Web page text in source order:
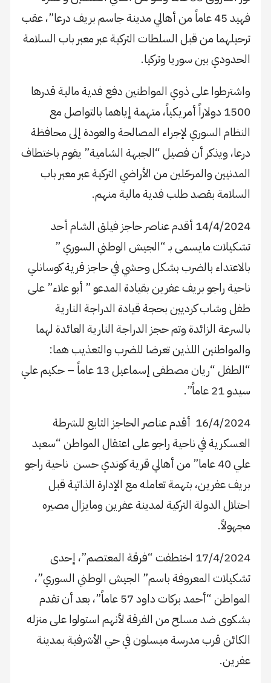
فهيد 45 عاماً من أهالي مدينة جاسم بريف درعا”، عقب
ترحيلهما من قبل السلطات التركية عبر معبر باب السلامة
الحدودي بين سوريا وتركيا.
واشترطوا على ذوي المواطنين دفع فدية مالية قدرها
1500 دولاراً أمريكياً، متهمة إياهما بالتواصل مع
النظام السوري لإجراء المصالحة والعودة إلى محافظة
درعا، ويذكر أن فصيل “الجبهة الشامية” يقوم باختطاف
المدنيين والمرحّلين من الأراضي التركية عبر معبر باب
السلامة بقصد طلب فدية مالية منهم.
14/4/2024 أقدم عناصر حاجز فيلق الشام أحد
تشكيلات مايسمى بـ “الجيش الوطني السوري ”
بالاعتداء بالضرب بشكل وحشي في حاجز قرية كوسانلي
ناحية راجو بريف عفرين بقيادة المدعو ” أبو علاء” على
طفل وشاب كرديين بحجة قيادة الدراجة النارية
بالسرعة الزائدة وتم حجز الدراجة النارية العائدة لهما
والمواطنين اللذين تعرضا للضرب والتعذيب هما:
“الطفل “ريان مصطفى إسماعيل 13 عاماً – حكيم علي
سيدو 21 عاماً”.
16/4/2024 أقدم عناصر الحاجز التابع للشرطة
العسكرية في ناحية راجو على اعتقال المواطن “سعيد
علي 40 عاما” من أهالي قرية كوندي حسن ناحية راجو
بريف عفرين، بتهمة تعامله مع الإدارة الذاتية قبل
احتلال الدولة التركية لمدينة عفرين ومايزال مصيره
مجهولاً.
17/4/2024 اختطفت “فرقة المعتصم”، إحدى
تشكيلات المعروفة باسم” الجيش الوطني السوري”،
المواطن “أحمد بركات داود 57 عاماً”، بعد أن تقدم
بشكوى ضد مسلح من الفرقة لأنهم استولوا على منزله
الكائن قرب مدرسة ميسلون في حي الأشرفية بمدينة
عفرين.